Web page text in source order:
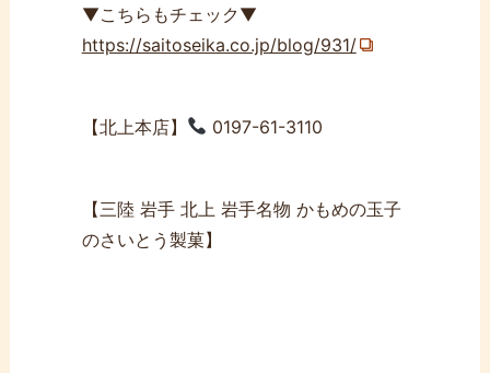
▼こちらもチェック▼
https://saitoseika.co.jp/blog/931/
【北上本店】 0197-61-3110
【三陸 岩手 北上 岩手名物 かもめの玉子
のさいとう製菓】